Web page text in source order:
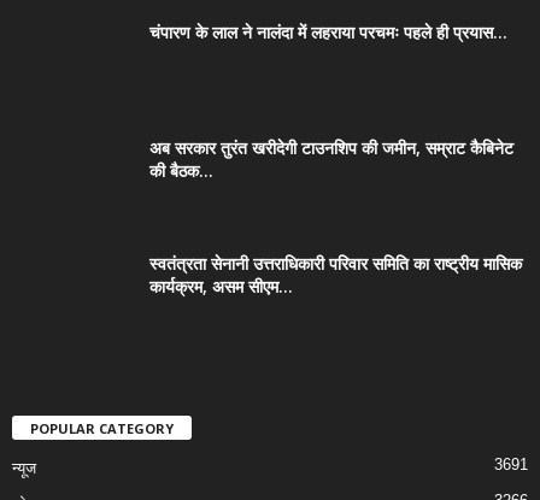
चंपारण के लाल ने नालंदा में लहराया परचमः पहले ही प्रयास...
अब सरकार तुरंत खरीदेगी टाउनशिप की जमीन, सम्राट कैबिनेट
की बैठक...
स्वतंत्रता सेनानी उत्तराधिकारी परिवार समिति का राष्ट्रीय मासिक
कार्यक्रम, असम सीएम...
POPULAR CATEGORY
न्यूज 3691